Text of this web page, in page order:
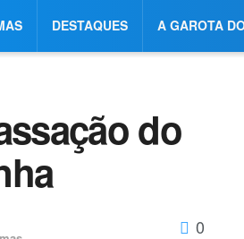
DESTAQUES A GAROTA
do
0